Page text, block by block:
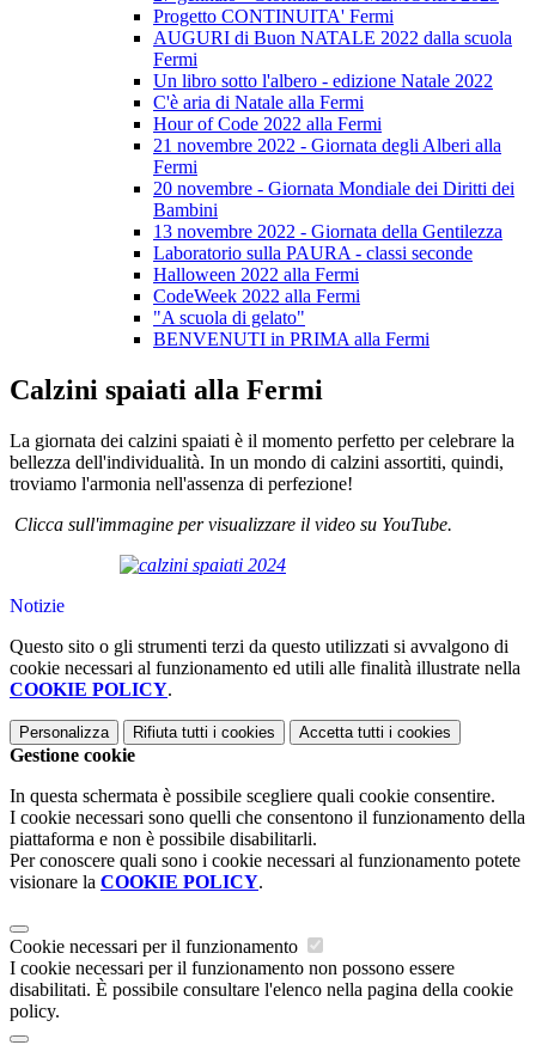
Progetto CONTINUITA' Fermi
AUGURI di Buon NATALE 2022 dalla scuola
Fermi
Un libro sotto l'albero - edizione Natale 2022
C'è aria di Natale alla Fermi
Hour of Code 2022 alla Fermi
21 novembre 2022 - Giornata degli Alberi alla
Fermi
20 novembre - Giornata Mondiale dei Diritti dei
Bambini
13 novembre 2022 - Giornata della Gentilezza
Laboratorio sulla PAURA - classi seconde
Halloween 2022 alla Fermi
CodeWeek 2022 alla Fermi
"A scuola di gelato"
BENVENUTI in PRIMA alla Fermi
Calzini spaiati alla Fermi
La giornata dei calzini spaiati è il momento perfetto per celebrare la
bellezza dell'individualità. In un mondo di calzini assortiti, quindi,
troviamo l'armonia nell'assenza di perfezione!
Clicca sull'immagine per visualizzare il video su YouTube.
Notizie
Questo sito o gli strumenti terzi da questo utilizzati si avvalgono di
cookie necessari al funzionamento ed utili alle finalità illustrate nella
COOKIE POLICY.
Personalizza Rifiuta tutti i cookies Accetta tutti i cookies
Gestione cookie
In questa schermata è possibile scegliere quali cookie consentire.
I cookie necessari sono quelli che consentono il funzionamento della
piattaforma e non è possibile disabilitarli.
Per conoscere quali sono i cookie necessari al funzionamento potete
visionare la COOKIE POLICY.
Cookie necessari per il funzionamento
I cookie necessari per il funzionamento non possono essere
disabilitati. È possibile consultare l'elenco nella pagina della cookie
policy.